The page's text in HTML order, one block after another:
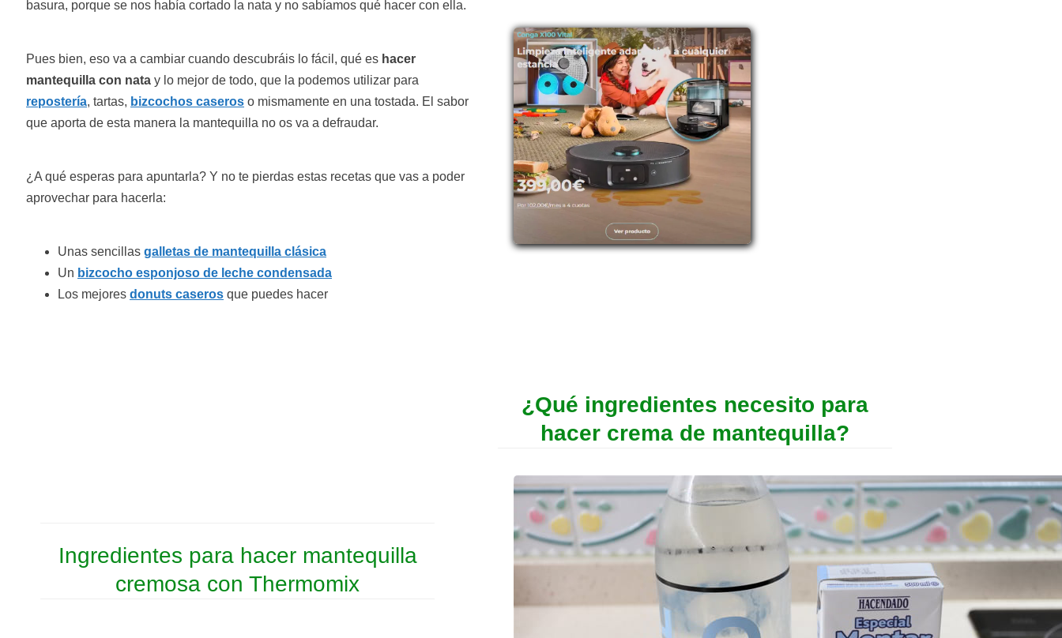
basura, porque se nos había cortado la nata y no sabíamos qué hacer con ella.
Pues bien, eso va a cambiar cuando descubráis lo fácil, qué es hacer
mantequilla con nata y lo mejor de todo, que la podemos utilizar para
repostería, tartas, bizcochos caseros o mismamente en una tostada. El sabor
que aporta de esta manera la mantequilla no os va a defraudar.
¿A qué esperas para apuntarla? Y no te pierdas estas recetas que vas a poder
aprovechar para hacerla:
Unas sencillas galletas de mantequilla clásica
Un bizcocho esponjoso de leche condensada
Los mejores donuts caseros que puedes hacer
Ingredientes para hacer mantequilla
cremosa con Thermomix
¿Qué ingredientes necesito para
hacer crema de mantequilla?